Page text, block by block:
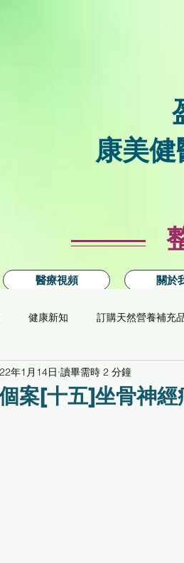
康美
醫療視頻 關於
健康新知 訂購天然營養補充
用品/養生儀器 能量系列
案[十五]坐骨神經
年1月14日 讀畢需時 2 分鐘